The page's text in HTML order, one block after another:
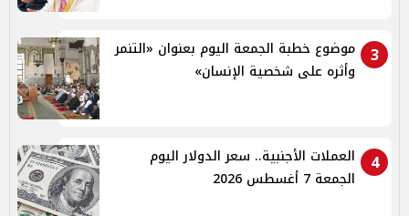
3
موضوع خطبة الجمعة اليوم بعنوان «التنمر
وأثره على شخصية الإنسان»
4
العملات الأجنبية.. سعر الدولار اليوم
الجمعة 7 أغسطس 2026